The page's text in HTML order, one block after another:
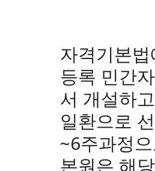
자격기본
등록 민간
서 개설하
일환으로
~6주과정
본원은 해